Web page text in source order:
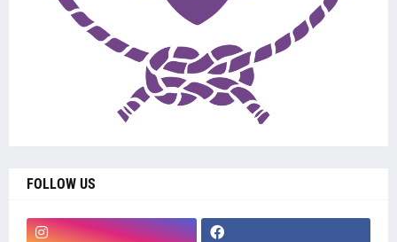
FOLLOW US